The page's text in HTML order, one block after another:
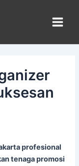
profesional
tenaga promosi